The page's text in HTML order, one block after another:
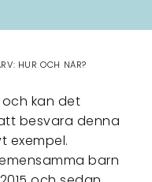
HUR OCH NÄR?
kan det
besvara denna
exempel.
barn